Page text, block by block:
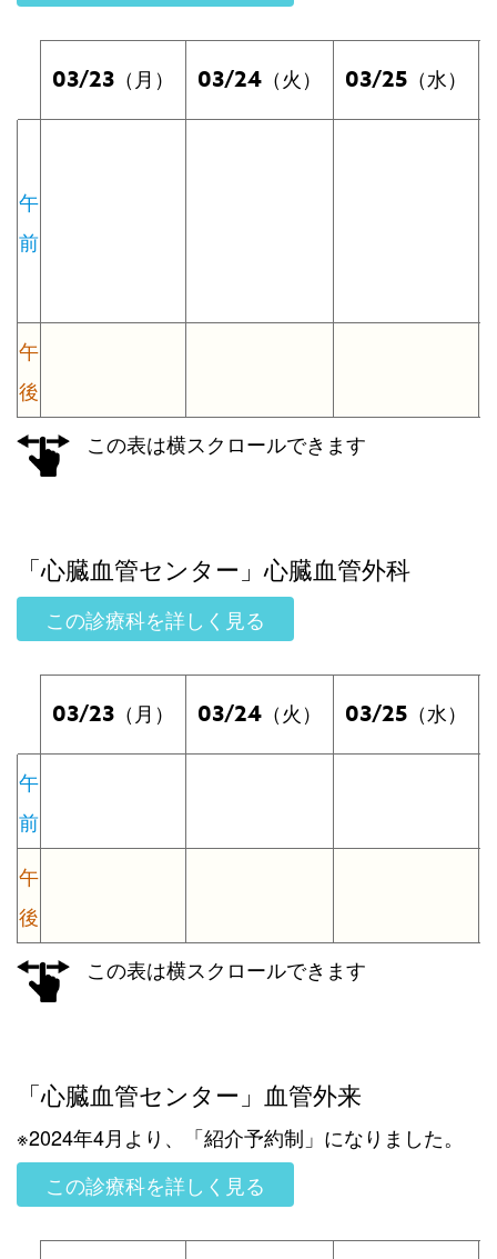
03/23 （月） 03/24 （火） 03/25 （水）
午
前
午
後
この表は横スクロールできます
「心臓血管センター」心臓血管外科
この診療科を詳しく見る
03/23 （月） 03/24 （火） 03/25 （水）
午
前
午
後
この表は横スクロールできます
「心臓血管センター」血管外来
※2024年4月より、「紹介予約制」になりました。
この診療科を詳しく見る